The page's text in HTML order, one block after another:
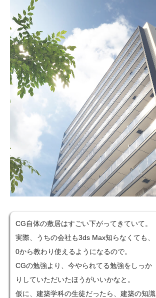
CG自体の敷居はすごい下がってきていて。
実際、うちの会社も3ds Max知らなくても、
0から教わり使えるようになるので。
CGの勉強より、今やられてる勉強をしっか
りしていただいたほうがいいかなと。
仮に、建築学科の生徒だったら、建築の知識